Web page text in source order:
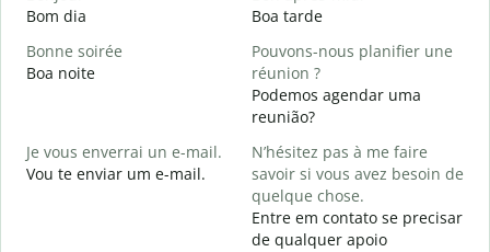
Bom dia
Boa tarde
Bonne soirée
Boa noite
Pouvons-nous planifier une
réunion ?
Podemos agendar uma
reunião?
Je vous enverrai un e-mail.
Vou te enviar um e-mail.
N’hésitez pas à me faire
savoir si vous avez besoin de
quelque chose.
Entre em contato se precisar
de qualquer apoio